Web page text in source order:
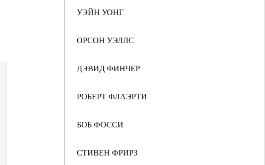
УЭЙН УОНГ
ОРСОН УЭЛЛС
ДЭВИД ФИНЧЕР
РОБЕРТ ФЛАЭРТИ
БОБ ФОССИ
СТИВЕН ФРИРЗ